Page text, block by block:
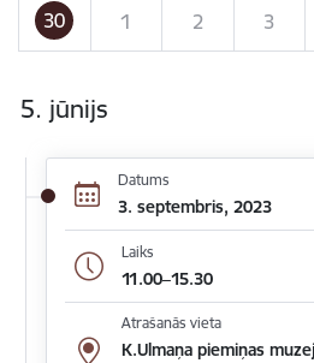
30 1 2 3
5. jūnijs
Datums
3. septembris, 2023
Laiks
11.00–15.30
Atrašanās vieta
K.Ulmaņa piemiņas